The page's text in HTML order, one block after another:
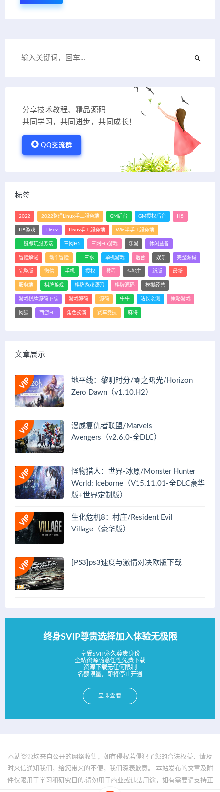
分享技术教程、精品源码
共同学习，共同进步，共同成长！
QQ交流群
标签
2022 2022整理Linux手工服务端 GM后台 GM授权后台 H5
H5游戏 Linux Linux手工服务端 Win半手工服务端
一键即玩服务端 三网H5 三网H5游戏 乐游 休闲益智
冒险解谜 动作冒险 十三水 单机游戏 后台 娱乐 完整源码
完整版 微信 手机 授权 教程 斗地主 新版 最新
服务端 棋牌游戏 棋牌游戏源码 棋牌源码 模拟经营
游戏棋牌源码下载 游戏源码 源码 牛牛 站长亲测 策略游戏
网狐 西游H5 角色扮演 赛车竞技 麻将
文章展示
地平线：黎明时分/零之曙光/Horizon
Zero Dawn（v1.10.H2）
漫威复仇者联盟/Marvels
Avengers（v2.6.0-全DLC）
怪物猎人：世界-冰原/Monster Hunter
World: Iceborne（V15.11.01-全DLC豪华
版+世界定制版）
生化危机8：村庄/Resident Evil
Village（豪华版）
[PS3]ps3速度与激情对决欧版下载
终身SVIP尊贵选择加入体验无极限
享受SVIP永久尊贵身份
全站资源随意任性免费下载
资源下载无任何限制
名额限量，即将停止开通
立即查看
本站资源均来自公开的网络收集，如有侵权若侵犯了您的合法权益，请及
时来信通知我们，给您带来的不便，我们深表歉意。 本站发布的文章及附
件仅限用于学习和研究目的.请勿用于商业或违法用途，如有需要请支持正